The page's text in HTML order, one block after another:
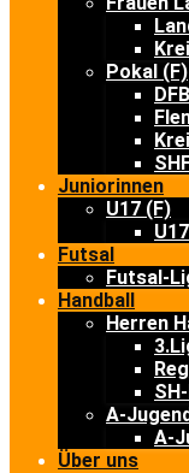
Pokal (F)
Juniorinnen
U17 (F)
Futsal
Futsal-
Handball
Herren
A-
A-
Über uns